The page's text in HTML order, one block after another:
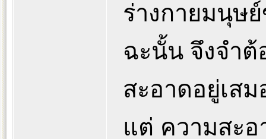
ร่างกายมนุษ
ฉะนั้น จึงจำต้
สะอาดอยู่เสม
แต่ ความสะอ